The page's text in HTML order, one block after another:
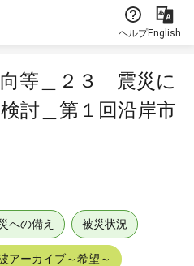
ヘルプEnglish
等＿２３ 震災に
討＿第１回沿岸市
への備え 被災状況
アーカイブ～希望～